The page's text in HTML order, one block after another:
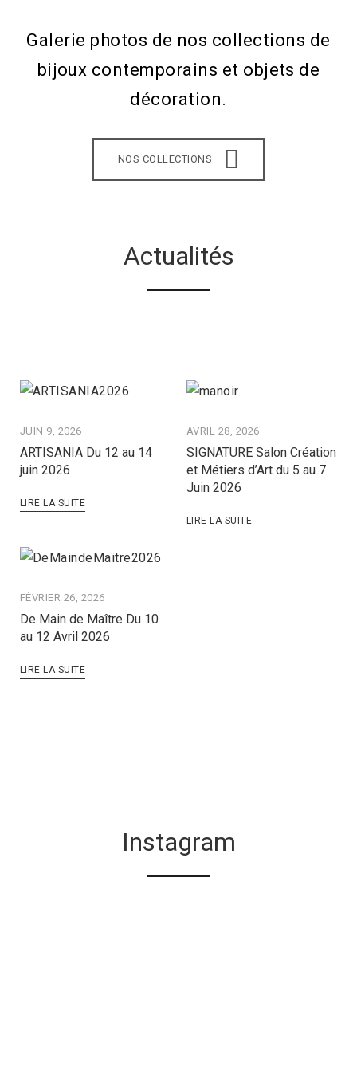
Galerie photos de nos collections de
bijoux contemporains et objets de
décoration.
NOS COLLECTIONS
Actualités
JUIN 9, 2026
ARTISANIA Du 12 au 14
juin 2026
LIRE LA SUITE
AVRIL 28, 2026
SIGNATURE Salon Création
et Métiers d’Art du 5 au 7
Juin 2026
LIRE LA SUITE
FÉVRIER 26, 2026
De Main de Maître Du 10
au 12 Avril 2026
LIRE LA SUITE
Instagram